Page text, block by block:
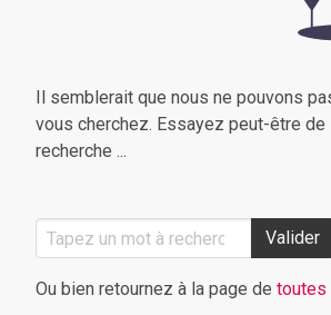
Il semblerait que nous ne pouvons
vous cherchez. Essayez peut-être de
recherche ...
Valider
Ou bien retournez à la page de toutes